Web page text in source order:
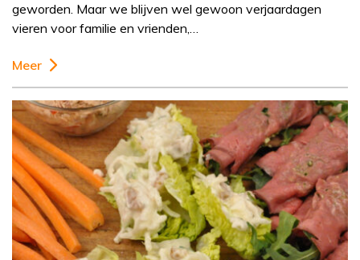
geworden. Maar we blijven wel gewoon verjaardagen
vieren voor familie en vrienden,…
Meer